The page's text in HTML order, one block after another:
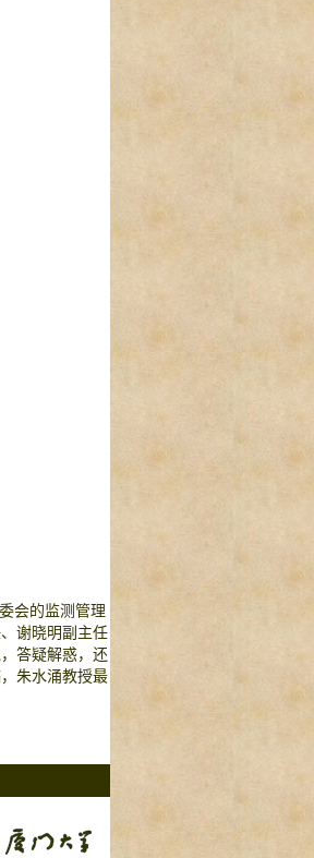
会的监测管理
谢晓明副主任
答疑解惑，还
朱水涌教授最